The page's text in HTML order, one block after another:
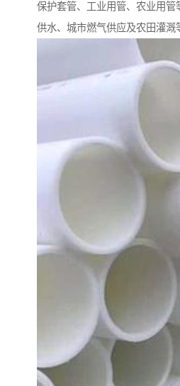
保护套管、工业用管、农业用管
供水、城市燃气供应及农田灌溉